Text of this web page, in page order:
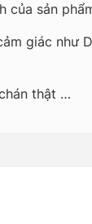
của sản
giác như
thật …